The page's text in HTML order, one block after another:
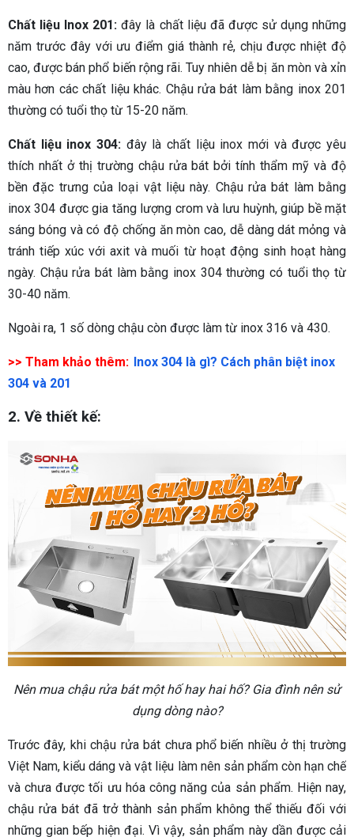
Chất liệu Inox 201: đây là chất liệu đã được sử dụng những
năm trước đây với ưu điểm giá thành rẻ, chịu được nhiệt độ
cao, được bán phổ biến rộng rãi. Tuy nhiên dễ bị ăn mòn và xỉn
màu hơn các chất liệu khác. Chậu rửa bát làm bằng inox 201
thường có tuổi thọ từ 15-20 năm.
Chất liệu inox 304: đây là chất liệu inox mới và được yêu
thích nhất ở thị trường chậu rửa bát bởi tính thẩm mỹ và độ
bền đặc trưng của loại vật liệu này. Chậu rửa bát làm bằng
inox 304 được gia tăng lượng crom và lưu huỳnh, giúp bề mặt
sáng bóng và có độ chống ăn mòn cao, dễ dàng dát mỏng và
tránh tiếp xúc với axit và muối từ hoạt động sinh hoạt hàng
ngày. Chậu rửa bát làm bằng inox 304 thường có tuổi thọ từ
30-40 năm.
Ngoài ra, 1 số dòng chậu còn được làm từ inox 316 và 430.
>> Tham khảo thêm: Inox 304 là gì? Cách phân biệt inox
304 và 201
2. Về thiết kế:
Nên mua chậu rửa bát một hố hay hai hố? Gia đình nên sử
dụng dòng nào?
Trước đây, khi chậu rửa bát chưa phổ biến nhiều ở thị trường
Việt Nam, kiểu dáng và vật liệu làm nên sản phẩm còn hạn chế
và chưa được tối ưu hóa công năng của sản phẩm. Hiện nay,
chậu rửa bát đã trở thành sản phẩm không thể thiếu đối với
những gian bếp hiện đại. Vì vậy, sản phẩm này dần được cải